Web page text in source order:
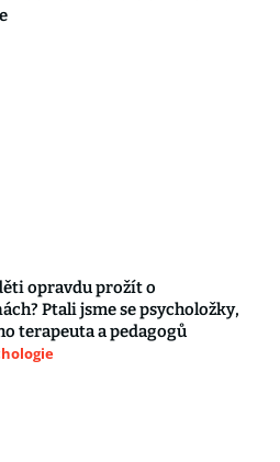
opravdu prožít o
Ptali jsme se psycholožky,
terapeuta a pedagogů